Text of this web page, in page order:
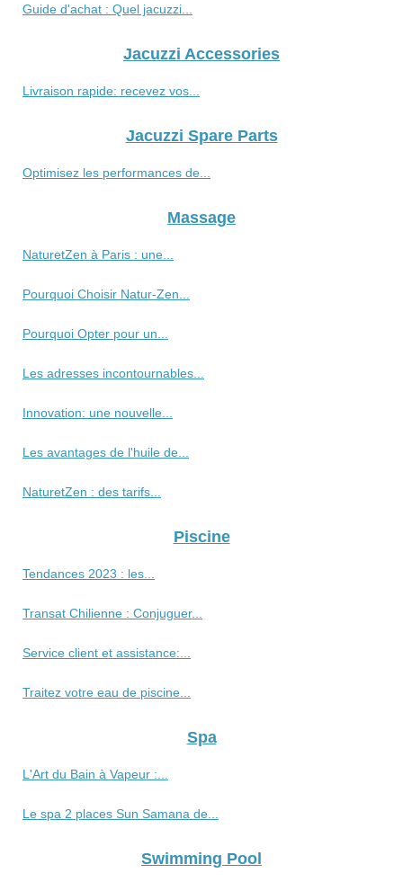
Guide d'achat : Quel jacuzzi...
Jacuzzi Accessories
Livraison rapide: recevez vos...
Jacuzzi Spare Parts
Optimisez les performances de...
Massage
NaturetZen à Paris : une...
Pourquoi Choisir Natur-Zen...
Pourquoi Opter pour un...
Les adresses incontournables...
Innovation: une nouvelle...
Les avantages de l'huile de...
NaturetZen : des tarifs...
Piscine
Tendances 2023 : les...
Transat Chilienne : Conjuguer...
Service client et assistance:...
Traitez votre eau de piscine...
Spa
L'Art du Bain à Vapeur :...
Le spa 2 places Sun Samana de...
Swimming Pool